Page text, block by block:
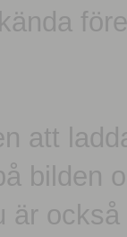
att
bilden
är